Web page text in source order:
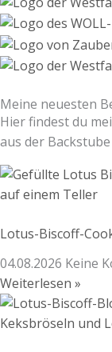
Meine neuesten
Hier findest du
aus der
Lotus-Biscoff-
04.08.2026 Keine
Weiterlesen »